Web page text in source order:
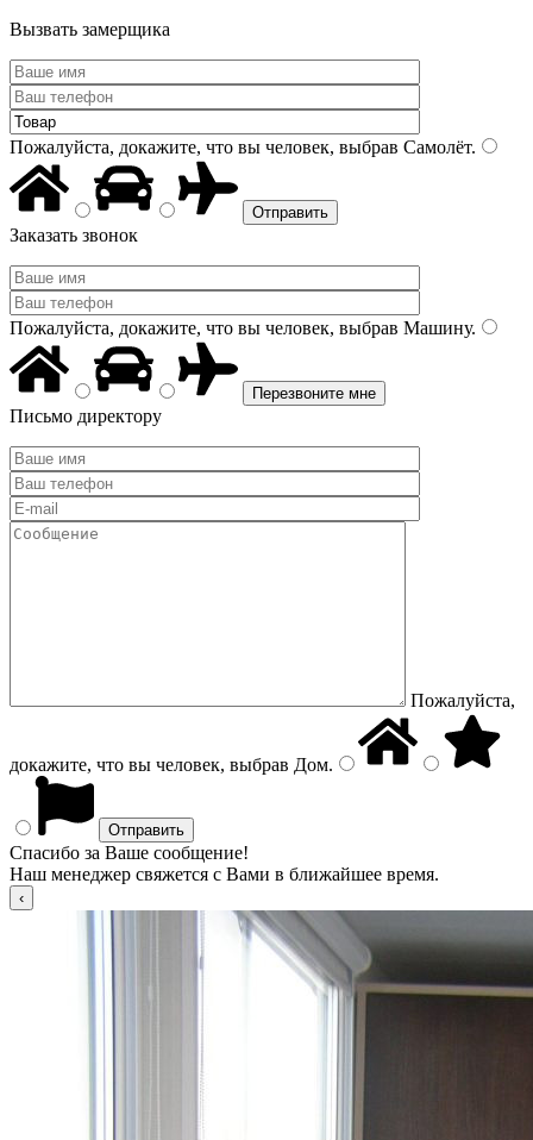
Вызвать замерщика
Пожалуйста, докажите, что вы человек, выбрав Самолёт.
Заказать звонок
Пожалуйста, докажите, что вы человек, выбрав Машину.
Письмо директору
Пожалуйста,
докажите, что вы человек, выбрав Дом.
Спасибо за Ваше сообщение!
Наш менеджер свяжется с Вами в ближайшее время.